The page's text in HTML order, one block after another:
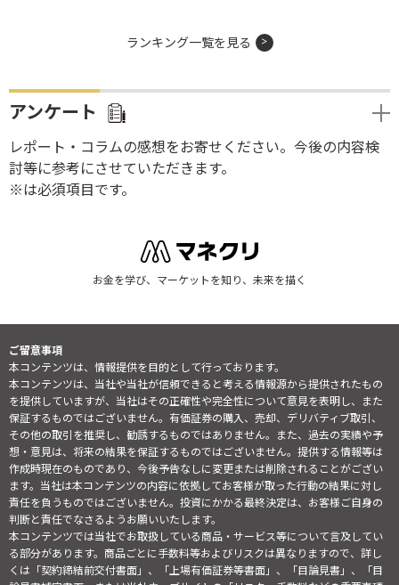
ランキング一覧を見る
アンケート
レポート・コラムの感想をお寄せください。今後の内容検
討等に参考にさせていただきます。
※は必須項目です。
お金を学び、マーケットを知り、未来を描く
ご留意事項
本コンテンツは、情報提供を目的として行っております。
本コンテンツは、当社や当社が信頼できると考える情報源から提供されたもの
を提供していますが、当社はその正確性や完全性について意見を表明し、また
保証するものではございません。有価証券の購入、売却、デリバティブ取引、
その他の取引を推奨し、勧誘するものではありません。また、過去の実績や予
想・意見は、将来の結果を保証するものではございません。提供する情報等は
作成時現在のものであり、今後予告なしに変更または削除されることがござい
ます。当社は本コンテンツの内容に依拠してお客様が取った行動の結果に対し
責任を負うものではございません。投資にかかる最終決定は、お客様ご自身の
判断と責任でなさるようお願いいたします。
本コンテンツでは当社でお取扱している商品・サービス等について言及してい
る部分があります。商品ごとに手数料等およびリスクは異なりますので、詳し
くは「契約締結前交付書面」、「上場有価証券等書面」、「目論見書」、「目